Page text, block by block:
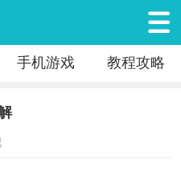
手机游戏 教程攻略